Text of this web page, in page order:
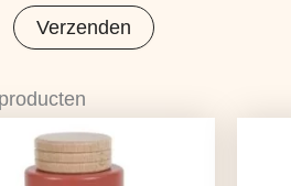
Oorspronkelijke
was:
Huidige
prijs
is: